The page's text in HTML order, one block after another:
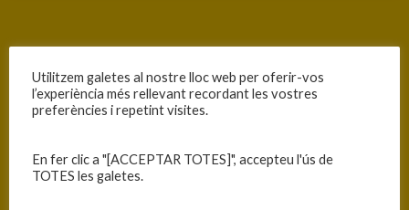
ANTERIOR
DONEM IMPORTÀNCIA A LA NUTRICIÓ DELS ESPORTISTES
Utilitzem galetes al nostre lloc web per oferir-vos
l’experiència més rellevant recordant les vostres
preferències i repetint visites.
En fer clic a "[ACCEPTAR TOTES]", accepteu l'ús de
TOTES les galetes.